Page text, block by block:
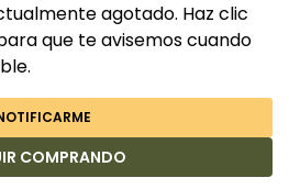
agotado. Haz clic
que te avisemos cuando
COMPRANDO